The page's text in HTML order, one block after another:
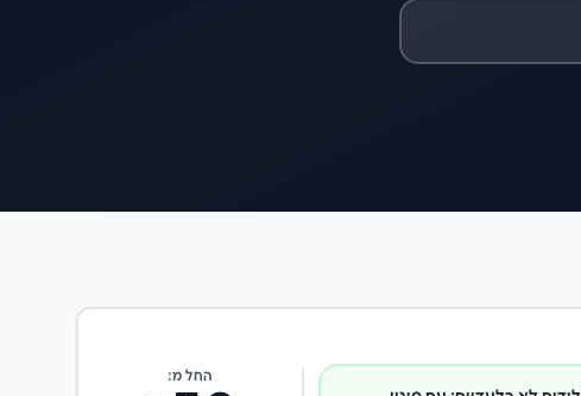
החל מ: